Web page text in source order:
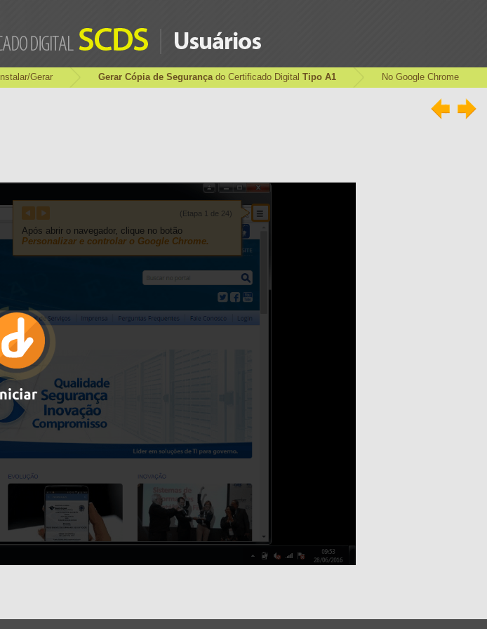
Instalar/Gerar Gerar Cópia de Segurançado Certificado Digital Tipo A1 No Google Chrome
(Etapa 1 de 24)
Após abrir o navegador, clique no botão
Personalizar e controlar o Google Chrome.